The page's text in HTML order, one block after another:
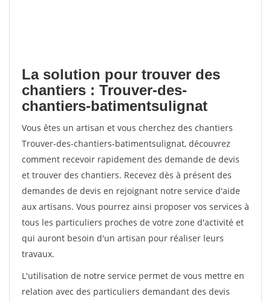
La solution pour trouver des
chantiers : Trouver-des-
chantiers-batimentsulignat
Vous êtes un artisan et vous cherchez des chantiers
Trouver-des-chantiers-batimentsulignat, découvrez
comment recevoir rapidement des demande de devis
et trouver des chantiers. Recevez dès à présent des
demandes de devis en rejoignant notre service d'aide
aux artisans. Vous pourrez ainsi proposer vos services à
tous les particuliers proches de votre zone d'activité et
qui auront besoin d'un artisan pour réaliser leurs
travaux.
L'utilisation de notre service permet de vous mettre en
relation avec des particuliers demandant des devis